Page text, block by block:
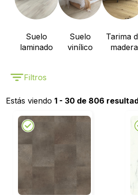
Suelo
laminado
Suelo
vinílico
Tarima
madera
Filtros
Estás viendo 1 - 30 de 806